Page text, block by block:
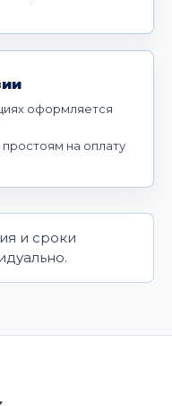
оформляется
на оплату
и сроки